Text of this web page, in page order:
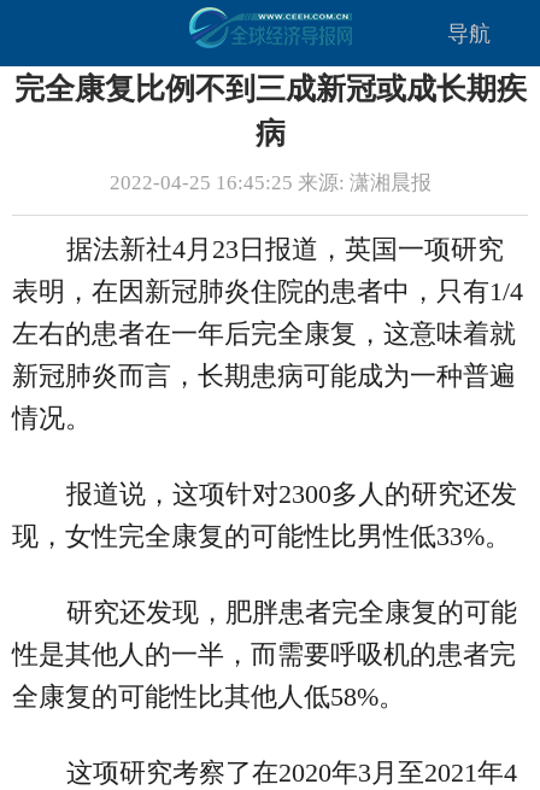
导航
完全康复比例不到三成新冠或成长期疾
病
2022-04-25 16:45:25 来源: 潇湘晨报
据法新社4月23日报道，英国一项研究
表明，在因新冠肺炎住院的患者中，只有1/4
左右的患者在一年后完全康复，这意味着就
新冠肺炎而言，长期患病可能成为一种普遍
情况。
报道说，这项针对2300多人的研究还发
现，女性完全康复的可能性比男性低33%。
研究还发现，肥胖患者完全康复的可能
性是其他人的一半，而需要呼吸机的患者完
全康复的可能性比其他人低58%。
这项研究考察了在2020年3月至2021年4